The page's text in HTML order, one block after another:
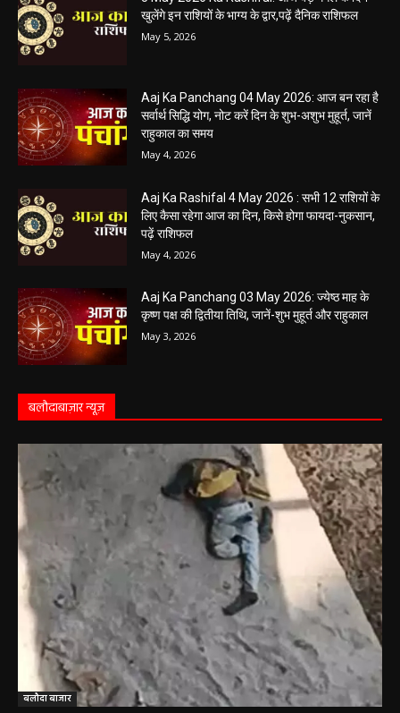
खुलेंगे इन राशियों के भाग्य के द्वार,पढ़ें दैनिक राशिफल
May 5, 2026
Aaj Ka Panchang 04 May 2026: आज बन रहा है
सर्वार्थ सिद्धि योग, नोट करें दिन के शुभ-अशुभ मुहूर्त, जानें
राहुकाल का समय
May 4, 2026
Aaj Ka Rashifal 4 May 2026 : सभी 12 राशियों के
लिए कैसा रहेगा आज का दिन, किसे होगा फायदा-नुकसान,
पढ़ें राशिफल
May 4, 2026
Aaj Ka Panchang 03 May 2026: ज्येष्ठ माह के
कृष्ण पक्ष की द्वितीया तिथि, जानें-शुभ मुहूर्त और राहुकाल
May 3, 2026
बलौदाबाज़ार न्यूज़
बलौदा बाजार